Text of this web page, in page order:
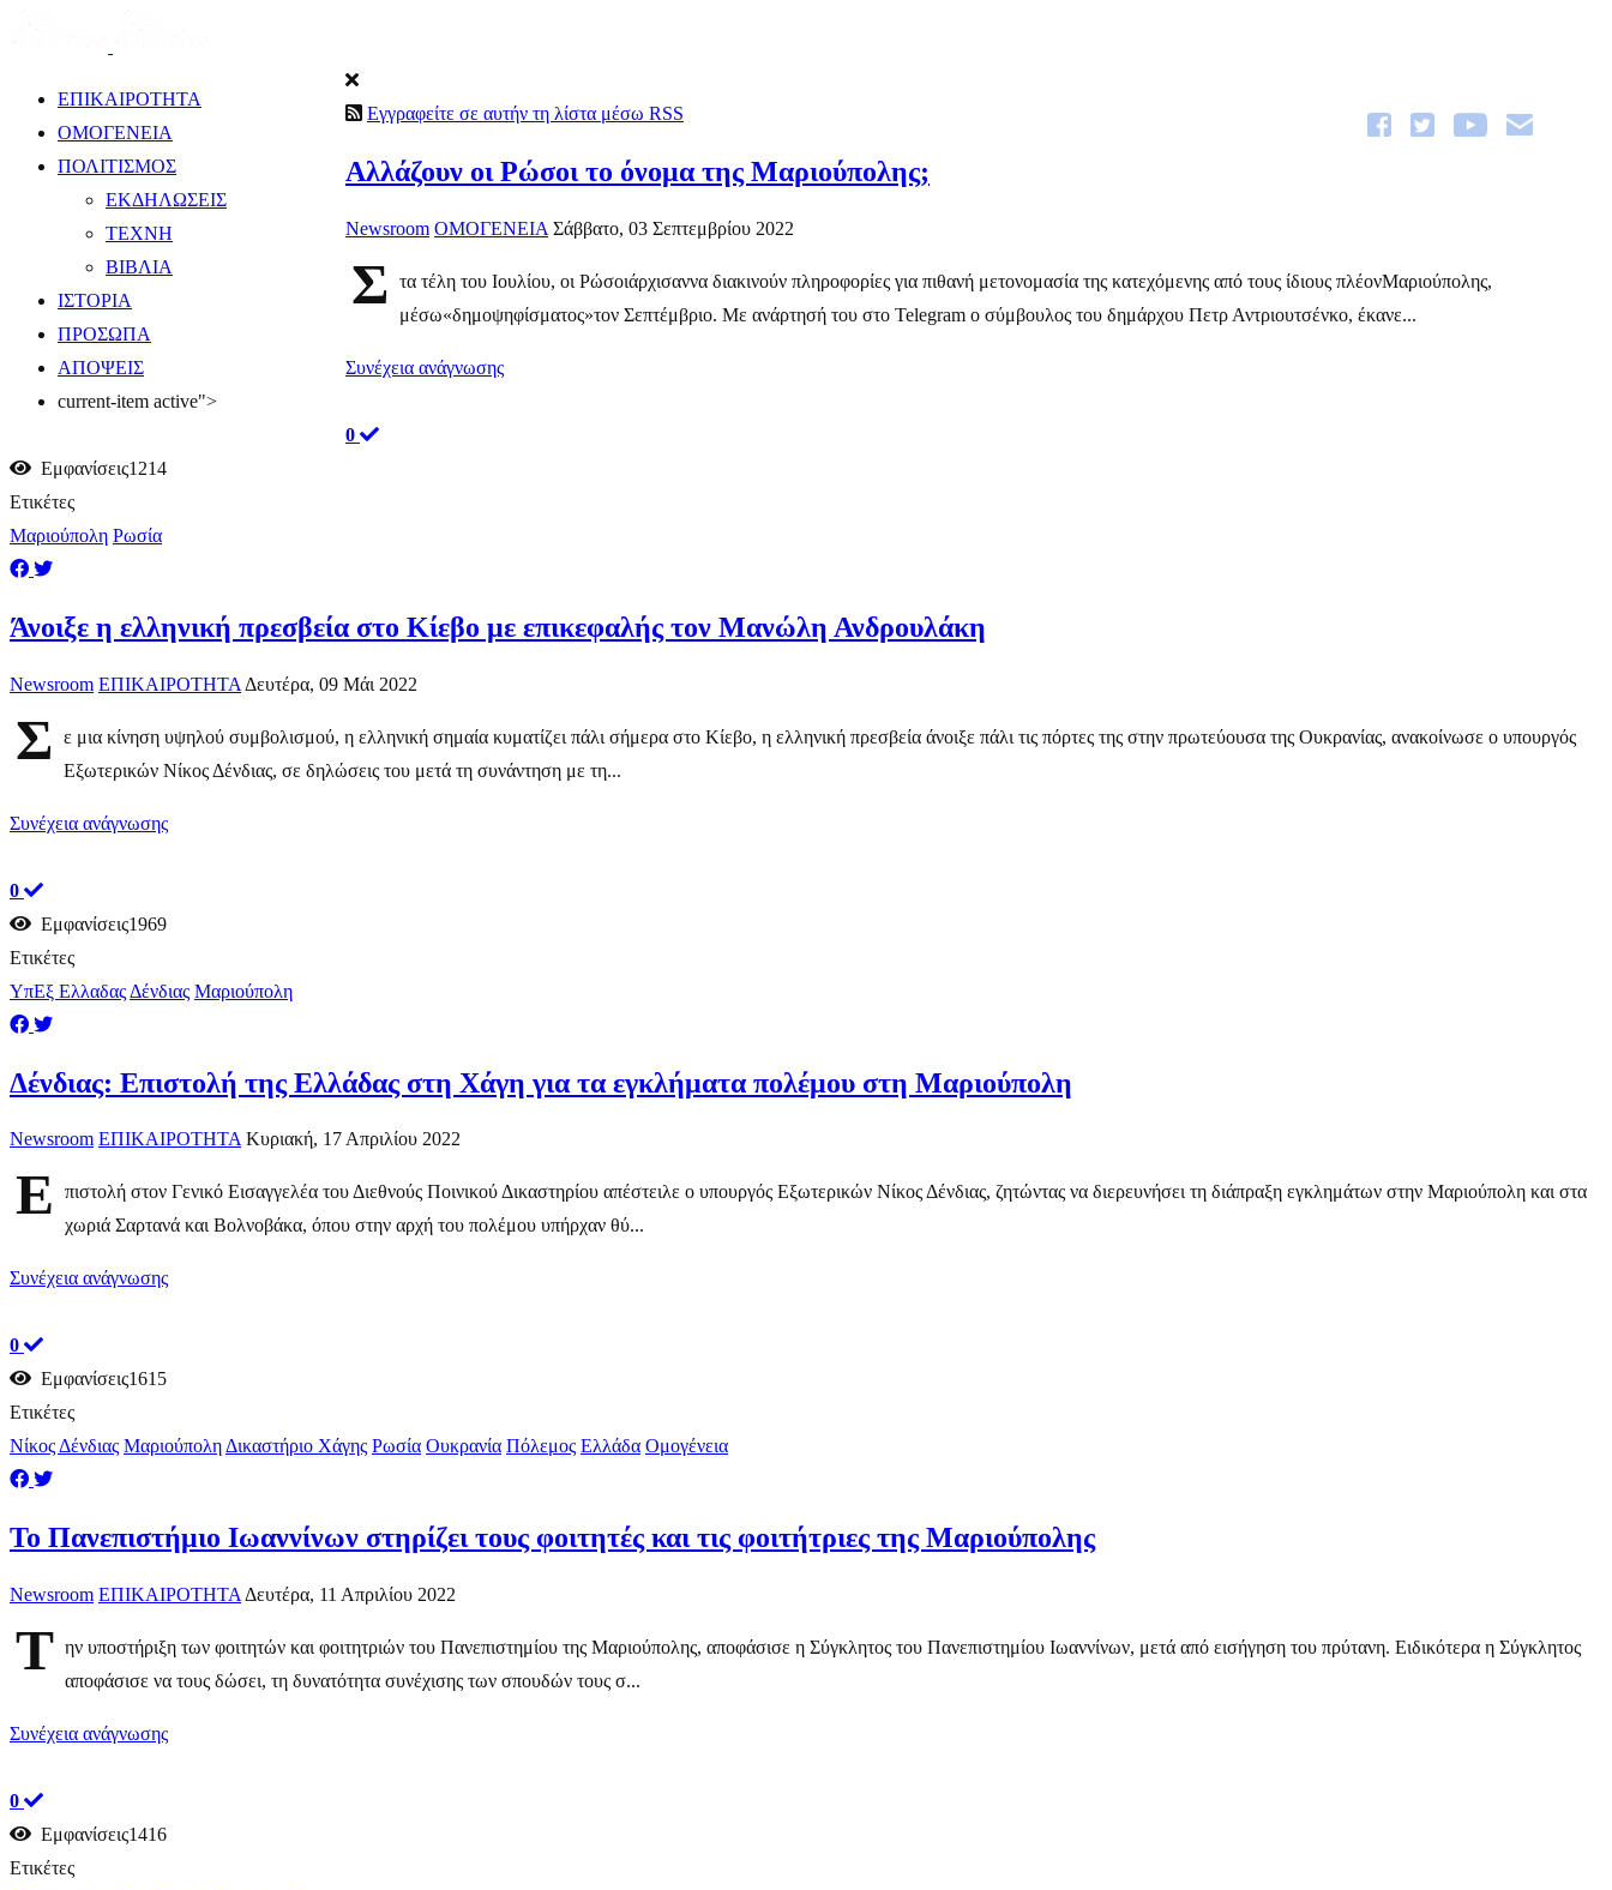
ΕΠΙΚΑΙΡΟΤΗΤΑ
ΟΜΟΓΕΝΕΙΑ
ΠΟΛΙΤΙΣΜΟΣ
ΕΚΔΗΛΩΣΕΙΣ
ΤΕΧΝΗ
ΒΙΒΛΙΑ
ΙΣΤΟΡΙΑ
ΠΡΟΣΩΠΑ
ΑΠΟΨΕΙΣ
current-item active">
Εγγραφείτε σε αυτήν τη λίστα μέσω RSS
​Αλλάζουν οι Ρώσοι το όνομα της Μαριούπολης;
Newsroom ΟΜΟΓΕΝΕΙΑ Σάββατο, 03 Σεπτεμβρίου 2022
Σ
τα τέλη του Ιουλίου, οι Ρώσοιάρχισαννα διακινούν πληροφορίες για πιθανή μετονομασία της κατεχόμενης από τους ίδιους πλέονΜαριούπολης,
μέσω«δημοψηφίσματος»τον Σεπτέμβριο. Με ανάρτησή του στο Telegram ο σύμβουλος του δημάρχου Πετρ Αντριουτσένκο, έκανε...
Συνέχεια ανάγνωσης
0
Εμφανίσεις1214
Ετικέτες
Μαριούπολη Ρωσία
Άνοιξε η ελληνική πρεσβεία στο Κίεβο με επικεφαλής τον Μανώλη Ανδρουλάκη
Newsroom ΕΠΙΚΑΙΡΟΤΗΤΑ Δευτέρα, 09 Μάι 2022
Σ
ε μια κίνηση υψηλού συμβολισμού, η ελληνική σημαία κυματίζει πάλι σήμερα στο Κίεβο, η ελληνική πρεσβεία άνοιξε πάλι τις πόρτες της στην πρωτεύουσα της Ουκρανίας, ανακοίνωσε ο υπουργός
Εξωτερικών Νίκος Δένδιας, σε δηλώσεις του μετά τη συνάντηση με τη...
Συνέχεια ανάγνωσης
0
Εμφανίσεις1969
Ετικέτες
ΥπΕξ Ελλαδας Δένδιας Μαριούπολη
Δένδιας: Επιστολή της Ελλάδας στη Χάγη για τα εγκλήματα πολέμου στη Μαριούπολη
Newsroom ΕΠΙΚΑΙΡΟΤΗΤΑ Κυριακή, 17 Απριλίου 2022
Ε
πιστολή στον Γενικό Εισαγγελέα του Διεθνούς Ποινικού Δικαστηρίου απέστειλε ο υπουργός Εξωτερικών Νίκος Δένδιας, ζητώντας να διερευνήσει τη διάπραξη εγκλημάτων στην Μαριούπολη και στα
χωριά Σαρτανά και Βολνοβάκα, όπου στην αρχή του πολέμου υπήρχαν θύ...
Συνέχεια ανάγνωσης
0
Εμφανίσεις1615
Ετικέτες
Νίκος Δένδιας ΜαριούποληΔικαστήριο Χάγης Ρωσία Ουκρανία Πόλεμος Ελλάδα Ομογένεια
Το Πανεπιστήμιο Ιωαννίνων στηρίζει τους φοιτητές και τις φοιτήτριες της Μαριούπολης
Newsroom ΕΠΙΚΑΙΡΟΤΗΤΑ Δευτέρα, 11 Απριλίου 2022
Τ ην υποστήριξη των φοιτητών και φοιτητριών του Πανεπιστημίου της Μαριούπολης, αποφάσισε η Σύγκλητος του Πανεπιστημίου Ιωαννίνων, μετά από εισήγηση του πρύτανη. Ειδικότερα η Σύγκλητος
αποφάσισε να τους δώσει, τη δυνατότητα συνέχισης των σπουδών τους σ...
Συνέχεια ανάγνωσης
0
Εμφανίσεις1416
Ετικέτες